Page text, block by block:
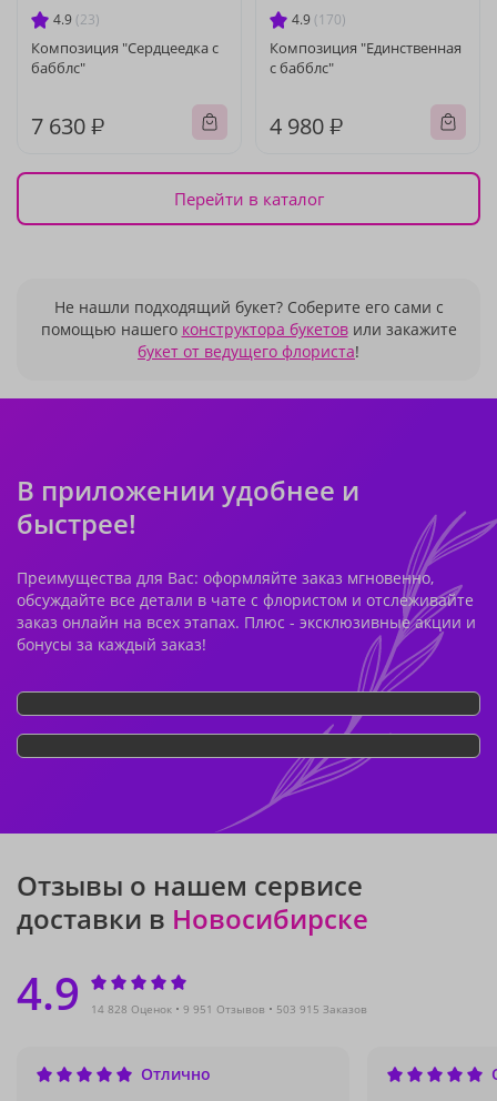
4.9 (23)
Композиция "Сердцеедка с
бабблс"
7 630 ₽
4.9 (170)
Композиция "Единственная
с бабблс"
4 980 ₽
Перейти в каталог
Не нашли подходящий букет? Соберите его сами с
помощью нашего конструктора букетовили закажите
букет от ведущего флориста!
В приложении удобнее и
быстрее!
Преимущества для Вас: оформляйте заказ мгновенно,
обсуждайте все детали в чате с флористом и отслеживайте
заказ онлайн на всех этапах. Плюс - эксклюзивные акции и
бонусы за каждый заказ!
Отзывы о нашем сервисе
доставки в Новосибирске
4.9 14 828 Оценок 9 951 Отзывов 503 915 Заказов
Отлично